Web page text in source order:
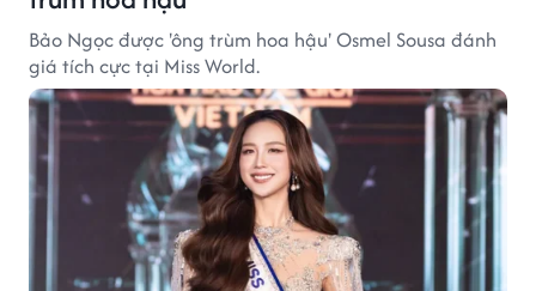
Bảo Ngọc được 'ông trùm hoa hậu' Osmel Sousa đánh
giá tích cực tại Miss World.